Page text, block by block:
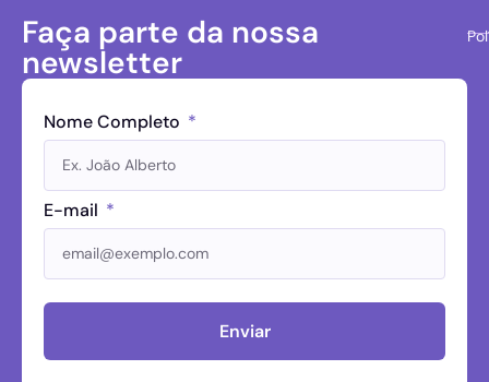
Faça parte da nossa
newsletter
Nome Completo
E-mail
Enviar